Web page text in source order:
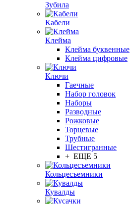
Зубила
Кабели
Клейма
Клейма буквенные
Клейма цифровые
Ключи
Гаечные
Набор головок
Наборы
Разводные
Рожковые
Торцевые
Трубные
Шестигранные
+ ЕЩЕ 5
Кольцесъемники
Кувалды